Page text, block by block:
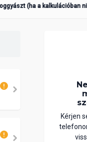
(ha a kalkulációban
Kérjen